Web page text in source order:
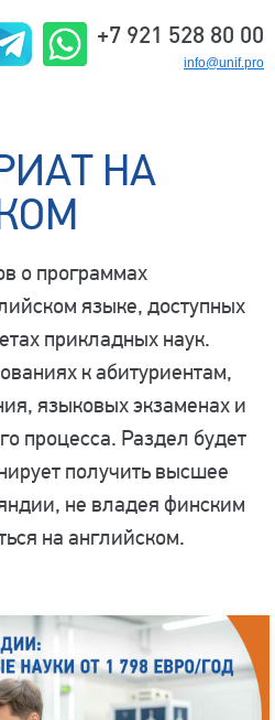
+7 921 528 80 00
info@unif.pro
НА
о программах
языке, доступных
прикладных наук.
к абитуриентам,
языковых экзаменах и
процесса. Раздел будет
получить высшее
не владея финским
на английском.